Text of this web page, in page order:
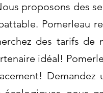
proposons des
Pomerleau
des tarifs de
idéal!